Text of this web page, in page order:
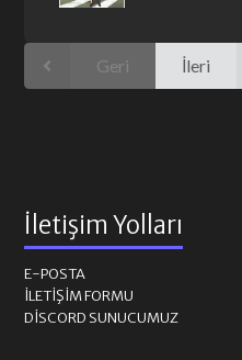
Geri İleri
İletişim Yolları
E-POSTA
İLETIŞIM FORMU
DISCORD SUNUCUMUZ